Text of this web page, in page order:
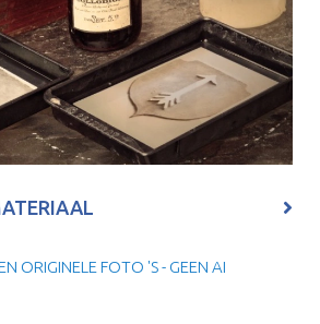
ORIGINELE FOTO 'S - GEEN AI